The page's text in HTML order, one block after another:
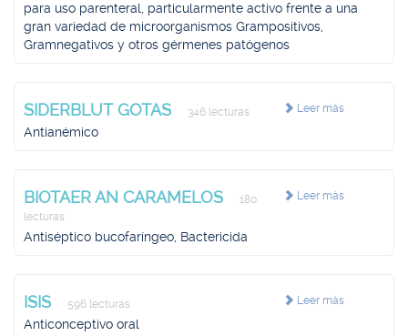
para uso parenteral, particularmente activo frente a una
gran variedad de microorganismos Grampositivos,
Gramnegativos y otros gérmenes patógenos
Leer más
SIDERBLUT GOTAS 346 lecturas
Antianémico
Leer más
BIOTAER AN CARAMELOS
180
lecturas
Antiséptico bucofaríngeo, Bactericida
Leer más
ISIS 596 lecturas
Anticonceptivo oral